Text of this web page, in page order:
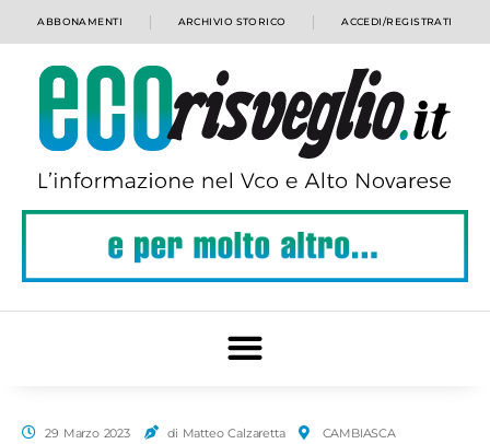
ABBONAMENTI ARCHIVIO STORICO ACCEDI/REGISTRATI
29 Marzo 2023 di Matteo Calzaretta CAMBIASCA